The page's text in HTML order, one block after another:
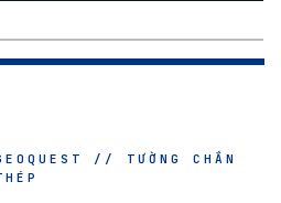
// TƯỜNG CHẮN